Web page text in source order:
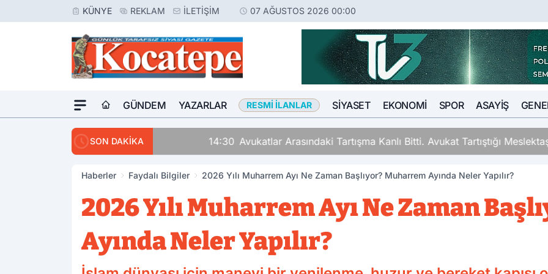
KÜNYE REKLAM İLETIŞIM 07 AĞUSTOS 2026 00:00
GÜNDEM YAZARLAR RESMI İLANLAR SIYASET EKONOMI SPOR ASAYIŞ
SON DAKİKA Avukatlar Arasındaki Tartışma Kanlı Bitti. Avukat Tartıştığı Meslektaşını İki
Haberler Faydalı Bilgiler 2026 Yılı Muharrem Ayı Ne Zaman Başlıyor? Muharrem Ayında Neler Yapılır?
2026 Yılı Muharrem Ayı Ne Zaman
Ayında Neler Yapılır?